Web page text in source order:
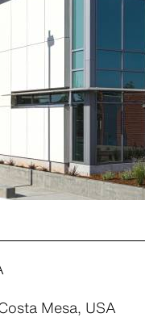
Mesa, USA